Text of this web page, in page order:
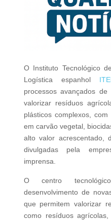
O Instituto Tecnológico
Logística espanhol
processos avançados
valorizar resíduos
plásticos complexos,
em carvão vegetal,
alto valor acrescentado,
divulgadas pela
imprensa.
O centro
desenvolvimento de
que permitem valorizar
como resíduos